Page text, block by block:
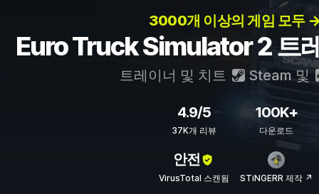
3000개 이상의 게임 모두
Euro Truck Simulator 2 트
트레이너 및 치트 Steam 및
4.9/5
37K개 리뷰
100K+
다운로드
안전
VirusTotal 스캔됨 STiNGERR 제작 ↗